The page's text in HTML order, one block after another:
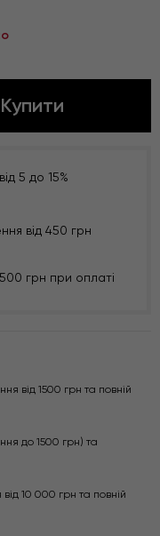
Купити
5 до 15%
від 450 грн
грн при оплаті
від 1500 грн та повній
до 1500 грн) та
10 000 грн та повній